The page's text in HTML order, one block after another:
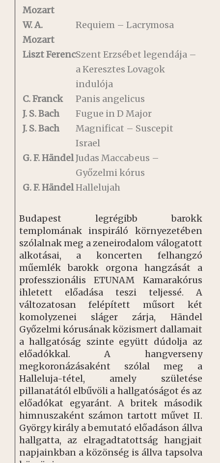
Mozart
W. A.
Mozart
Requiem – Lacrymosa
Liszt FerencSzent Erzsébet legendája –
a Keresztes Lovagok
indulója
C. Franck
Panis angelicus
J. S. Bach
Fugue in D Major
J. S. Bach
Magnificat – Suscepit
Israel
G. F.HändelJudas Maccabeus –
Győzelmi kórus
G. F. HändelHallelujah
Budapest legrégibb barokk
templomának inspiráló környezetében
szólalnak meg a zeneirodalom válogatott
alkotásai, a koncerten felhangzó
műemlék barokk orgona hangzását a
professzionális ETUNAM Kamarakórus
ihletett előadása teszi teljessé. A
változatosan felépített műsort két
komolyzenei sláger zárja, Händel
Győzelmi kórusának közismert dallamait
a hallgatóság szinte együtt dúdolja az
előadókkal. A hangverseny
megkoronázásaként szólal meg a
Halleluja-tétel, amely születése
pillanatától elbűvöli a hallgatóságot és az
előadókat egyaránt. A britek második
himnuszaként számon tartott művet II.
György király a bemutató előadáson állva
hallgatta, az elragadtatottság hangjait
napjainkban a közönség is állva tapsolva